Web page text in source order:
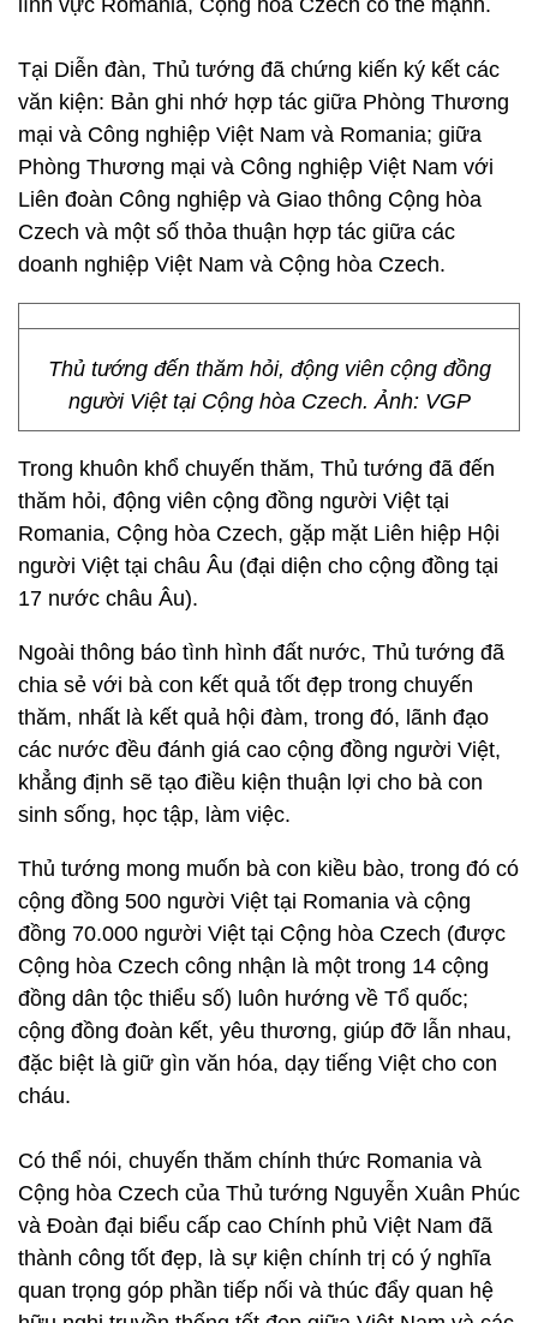
lĩnh vực Romania, Cộng hòa Czech có thế mạnh.
Tại Diễn đàn, Thủ tướng đã chứng kiến ký kết các
văn kiện: Bản ghi nhớ hợp tác giữa Phòng Thương
mại và Công nghiệp Việt Nam và Romania; giữa
Phòng Thương mại và Công nghiệp Việt Nam với
Liên đoàn Công nghiệp và Giao thông Cộng hòa
Czech và một số thỏa thuận hợp tác giữa các
doanh nghiệp Việt Nam và Cộng hòa Czech.
Thủ tướng đến thăm hỏi, động viên cộng đồng
người Việt tại Cộng hòa Czech. Ảnh: VGP
Trong khuôn khổ chuyến thăm, Thủ tướng đã đến
thăm hỏi, động viên cộng đồng người Việt tại
Romania, Cộng hòa Czech, gặp mặt Liên hiệp Hội
người Việt tại châu Âu (đại diện cho cộng đồng tại
17 nước châu Âu).
Ngoài thông báo tình hình đất nước, Thủ tướng đã
chia sẻ với bà con kết quả tốt đẹp trong chuyến
thăm, nhất là kết quả hội đàm, trong đó, lãnh đạo
các nước đều đánh giá cao cộng đồng người Việt,
khẳng định sẽ tạo điều kiện thuận lợi cho bà con
sinh sống, học tập, làm việc.
Thủ tướng mong muốn bà con kiều bào, trong đó có
cộng đồng 500 người Việt tại Romania và cộng
đồng 70.000 người Việt tại Cộng hòa Czech (được
Cộng hòa Czech công nhận là một trong 14 cộng
đồng dân tộc thiểu số) luôn hướng về Tổ quốc;
cộng đồng đoàn kết, yêu thương, giúp đỡ lẫn nhau,
đặc biệt là giữ gìn văn hóa, dạy tiếng Việt cho con
cháu.
Có thể nói, chuyến thăm chính thức Romania và
Cộng hòa Czech của Thủ tướng Nguyễn Xuân Phúc
và Đoàn đại biểu cấp cao Chính phủ Việt Nam đã
thành công tốt đẹp, là sự kiện chính trị có ý nghĩa
quan trọng góp phần tiếp nối và thúc đẩy quan hệ